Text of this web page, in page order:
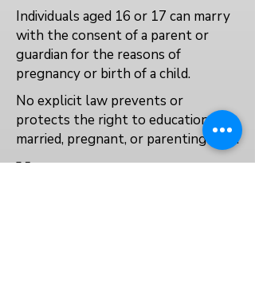
Individuals aged 16 or 17 can marry
with the consent of a parent or
guardian for the reasons of
pregnancy or birth of a child.
No explicit law prevents or
protects the right to education for
married, pregnant, or parenting girls.
No